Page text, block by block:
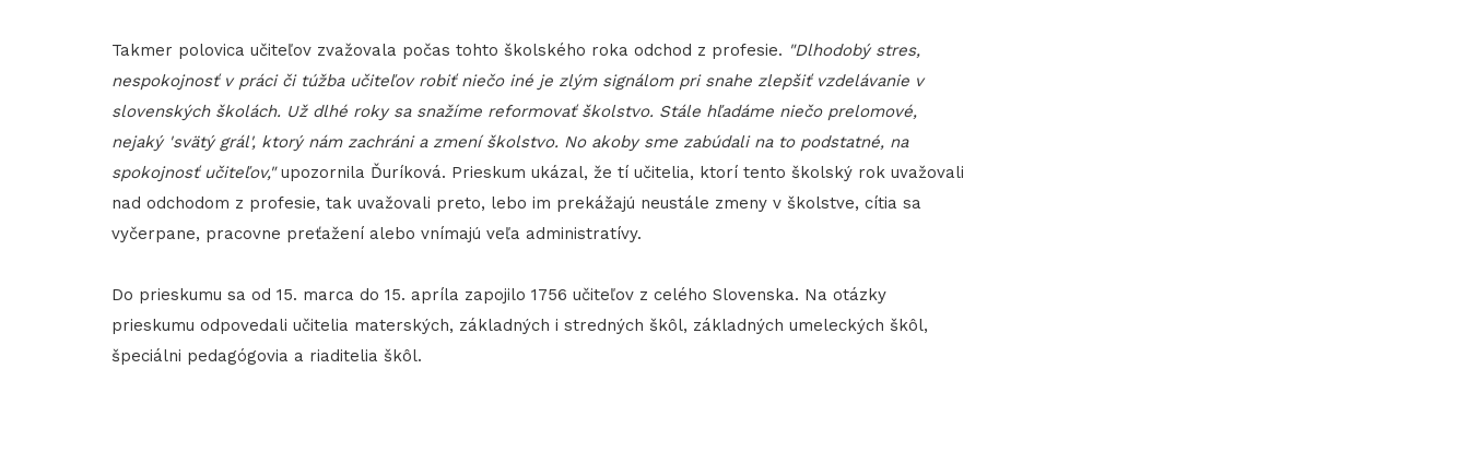
Takmer polovica učiteľov zvažovala počas tohto školského roka odchod z profesie. "Dlhodobý stres,
nespokojnosť v práci či túžba učiteľov robiť niečo iné je zlým signálom pri snahe zlepšiť vzdelávanie v
slovenských školách. Už dlhé roky sa snažíme reformovať školstvo. Stále hľadáme niečo prelomové,
nejaký 'svätý grál', ktorý nám zachráni a zmení školstvo. No akoby sme zabúdali na to podstatné, na
spokojnosť učiteľov,"upozornila Ďuríková. Prieskum ukázal, že tí učitelia, ktorí tento školský rok uvažovali
nad odchodom z profesie, tak uvažovali preto, lebo im prekážajú neustále zmeny v školstve, cítia sa
vyčerpane, pracovne preťažení alebo vnímajú veľa administratívy.
Do prieskumu sa od 15. marca do 15. apríla zapojilo 1756 učiteľov z celého Slovenska. Na otázky
prieskumu odpovedali učitelia materských, základných i stredných škôl, základných umeleckých škôl,
špeciálni pedagógovia a riaditelia škôl.